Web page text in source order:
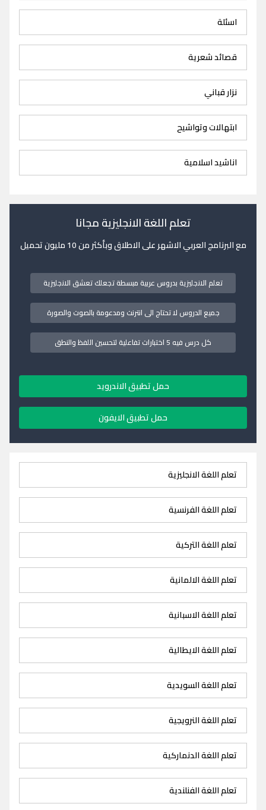
اسئلة
قصائد شعرية
نزار قباني
ابتهالات وتواشيح
اناشيد اسلامية
تعلم اللغة الانجليزية مجانا
مع البرنامج العربي الاشهر على الاطلاق وبأكثر من 10 مليون تحميل
تعلم الانجليزية بدروس عربية مبسطة تجعلك تعشق الانجليزية
جميع الدروس لا تحتاج الى انترنت ومدعومة بالصوت والصورة
كل درس فيه 5 اختبارات تفاعلية لتحسين اللفظ والنطق
حمل تطبيق الاندرويد
حمل تطبيق الايفون
تعلم اللغة الانجليزية
تعلم اللغة الفرنسية
تعلم اللغة التركية
تعلم اللغة الالمانية
تعلم اللغة الاسبانية
تعلم اللغة الايطالية
تعلم اللغة السويدية
تعلم اللغة النرويجية
تعلم اللغة الدنماركية
تعلم اللغة الفنلندية